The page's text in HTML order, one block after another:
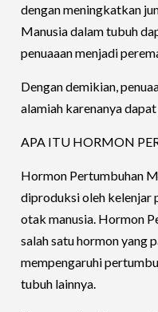
dengan meningkatkan
Manusia dalam tubuh
penuaaan menjadi
Dengan demikian,
alamiah karenanya
APA ITU HORMON
Hormon Pertumbuhan
diproduksi oleh kelenjar
otak manusia. Hormon
salah satu hormon yang
mempengaruhi
tubuh lainnya.